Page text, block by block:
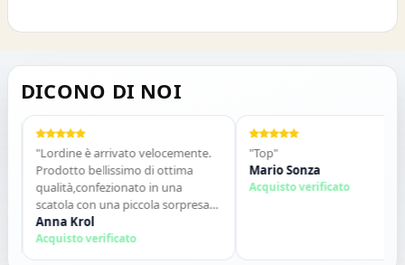
DICONO DI NOI
"Lordine è arrivato velocemente.
Prodotto bellissimo di ottima
qualità,confezionato in una
scatola con una piccola sorpresa
allinterno. Tutto perfetto. Lo
consiglio vivamente. Grazie ,alla
prossima!"
Anna Krol
Acquisto verificato
"Top"
Mario Sonza
Acquisto verificato